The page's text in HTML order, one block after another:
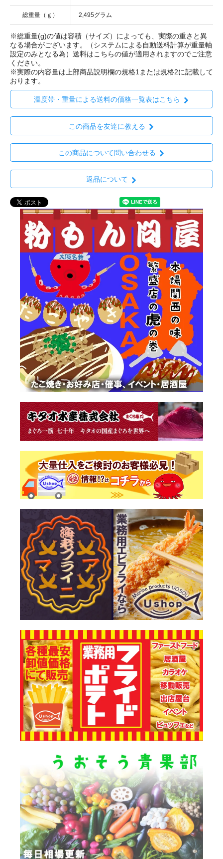
総重量（ｇ） 2,495グラム
※総重量(g)の値は容積（サイズ）によっても、実際の重さと異
なる場合がございます。（システムによる自動送料計算が重量軸
設定のみとなる為）送料はこちらの値が適用されますのでご注意
ください。
※実際の内容量は上部商品説明欄の規格1または規格2に記載して
おります。
温度帯・重量による送料の価格一覧表はこちら
この商品を友達に教える
この商品について問い合わせる
返品について